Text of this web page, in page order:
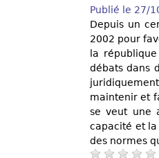
Publié le 27/
Depuis un
2002 pour
la
débats dans
maintenir et
se veut une
capacité et
des normes